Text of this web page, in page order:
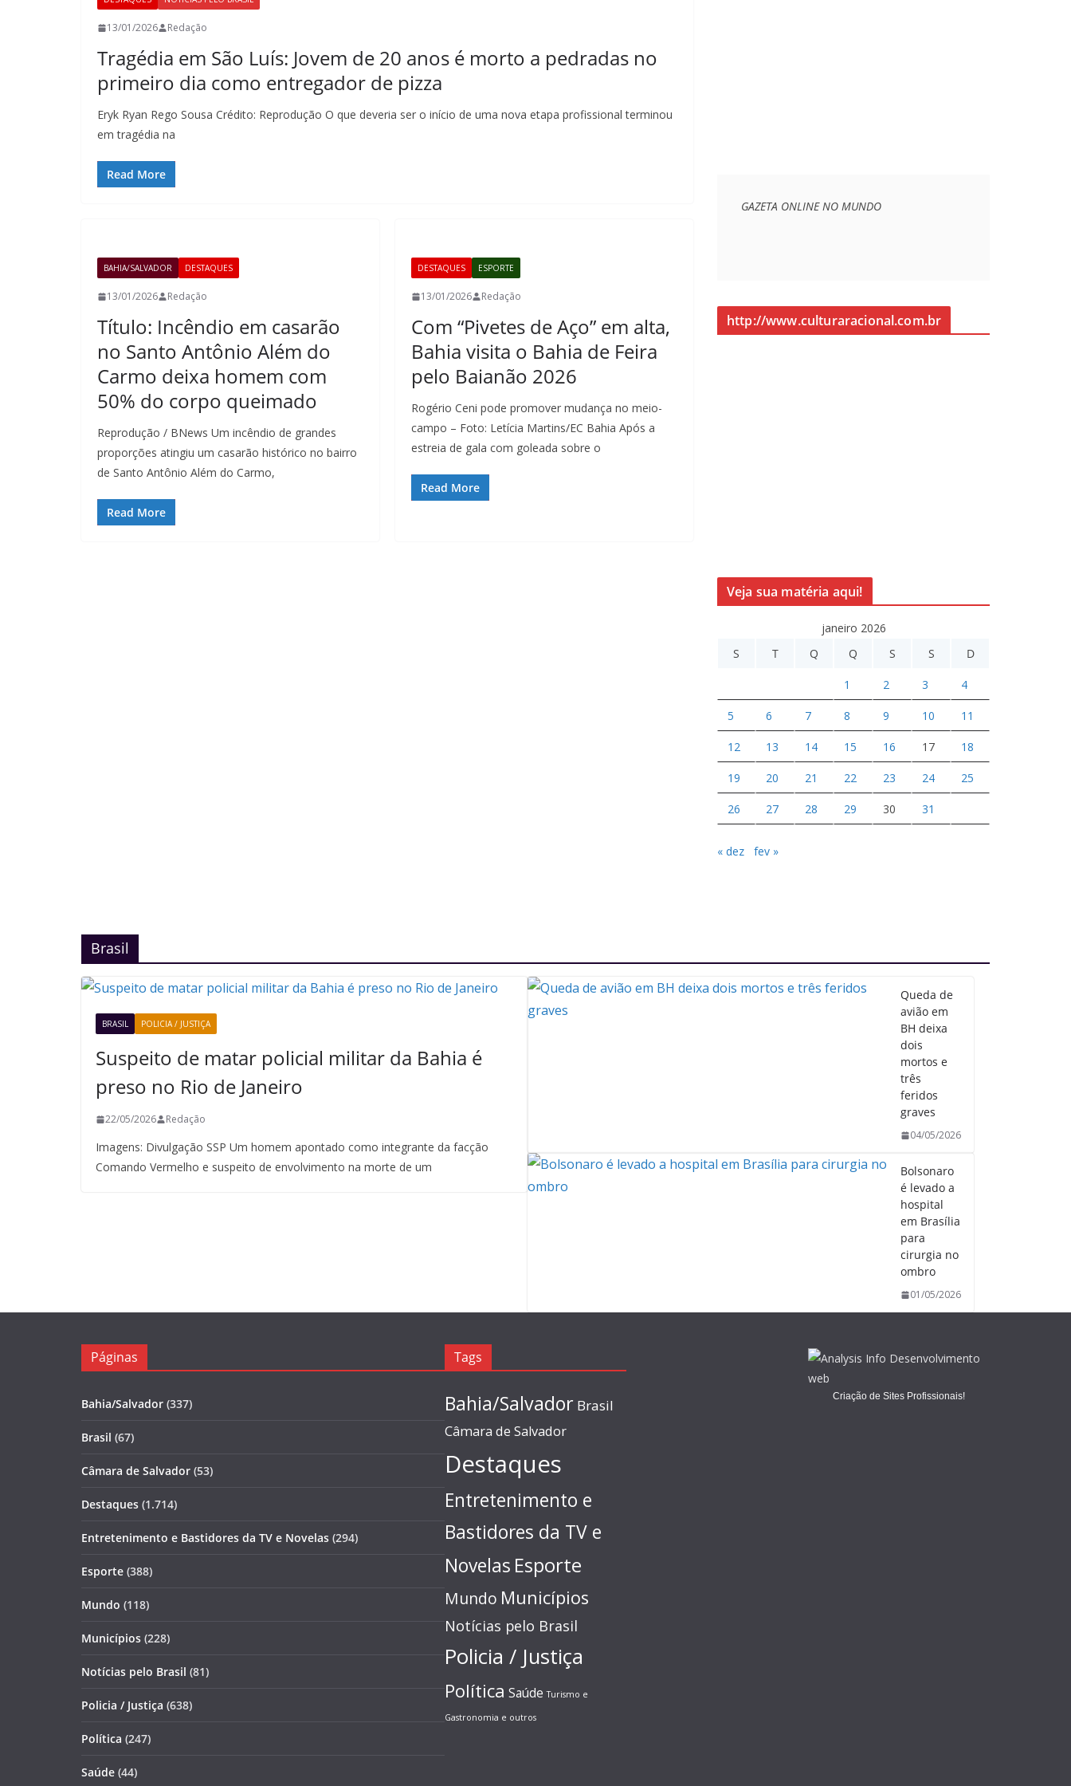
13/01/2026 Redação
Tragédia em São Luís: Jovem de 20 anos é morto a pedradas no
primeiro dia como entregador de pizza
Eryk Ryan Rego Sousa Crédito: Reprodução O que deveria ser o início de uma nova etapa profissional terminou
em tragédia na
Read More
BAHIA/SALVADOR DESTAQUES
13/01/2026 Redação
Título: Incêndio em casarão
no Santo Antônio Além do
Carmo deixa homem com
50% do corpo queimado
Reprodução / BNews Um incêndio de grandes
proporções atingiu um casarão histórico no bairro
de Santo Antônio Além do Carmo,
Read More
DESTAQUES ESPORTE
13/01/2026 Redação
Com “Pivetes de Aço” em alta,
Bahia visita o Bahia de Feira
pelo Baianão 2026
Rogério Ceni pode promover mudança no meio-
campo – Foto: Letícia Martins/EC Bahia Após a
estreia de gala com goleada sobre o
Read More
GAZETA ONLINE NO MUNDO
http://www.culturaracional.com.br
Veja sua matéria aqui!
janeiro 2026
S
T Q Q S S D
1 2 3 4
5 6 7 8 9 10 11
12 13 14 15 16 17 18
19 20 21 22 23 24 25
26 27 28 29 30 31
« dez fev »
Brasil
BRASIL POLICIA / JUSTIÇA
Suspeito de matar policial militar da Bahia é
preso no Rio de Janeiro
22/05/2026 Redação
Imagens: Divulgação SSP Um homem apontado como integrante da facção
Comando Vermelho e suspeito de envolvimento na morte de um
Queda de
avião em
BH deixa
dois
mortos e
três
feridos
graves
04/05/2026
Bolsonaro
é levado a
hospital
em Brasília
para
cirurgia no
ombro
01/05/2026
Páginas
Bahia/Salvador (337)
Brasil (67)
Câmara de Salvador (53)
Destaques (1.714)
Entretenimento e Bastidores da TV e Novelas (294)
Esporte (388)
Mundo (118)
Municípios (228)
Notícias pelo Brasil (81)
Policia / Justiça (638)
Política (247)
Saúde (44)
Tags
Bahia/Salvador Brasil
Câmara de Salvador
Destaques
Entretenimento e
Bastidores da TV e
Novelas Esporte
Mundo Municípios
Notícias pelo Brasil
Policia / Justiça
Política Saúde Turismo e
Gastronomia e outros
Criação de Sites Profissionais!